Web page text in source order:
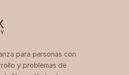
para personas con
y problemas de